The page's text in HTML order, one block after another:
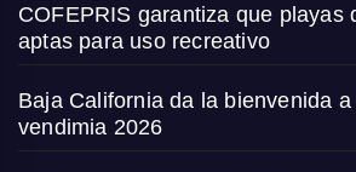
COFEPRIS garantiza que playas
aptas para uso recreativo
Baja California da la bienvenida
vendimia 2026